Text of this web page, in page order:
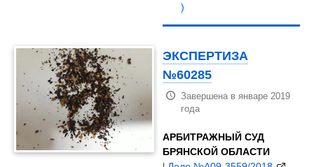
)
ЭКСПЕРТИЗА
№60285
Завершена в январе 2019
года
АРБИТРАЖНЫЙ СУД
БРЯНСКОЙ ОБЛАСТИ